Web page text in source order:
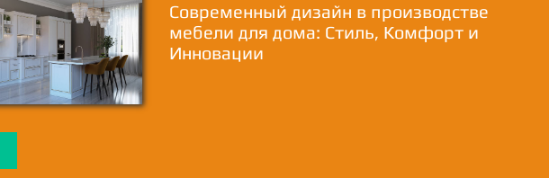
Современный дизайн в производстве
мебели для дома: Стиль, Комфорт и
Инновации